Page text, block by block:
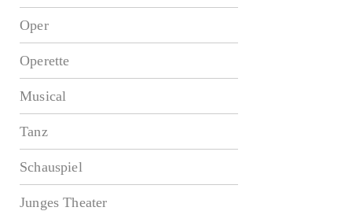
Oper
Operette
Musical
Tanz
Schauspiel
Junges Theater